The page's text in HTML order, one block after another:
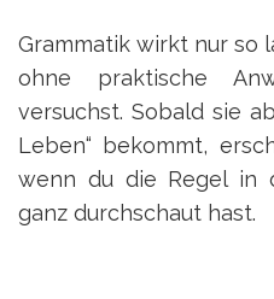
Grammatik wirkt nur so
ohne praktische
versuchst. Sobald sie
Leben“ bekommt,
wenn du die Regel in
ganz durchschaut hast.